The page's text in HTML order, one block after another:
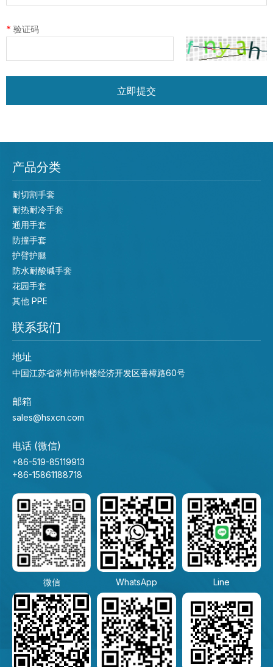
* 验证码
立即提交
产品分类
耐切割手套
耐热耐冷手套
通用手套
防撞手套
护臂护腿
防水耐酸碱手套
花园手套
其他 PPE
联系我们
地址
中国江苏省常州市钟楼经济开发区香樟路60号
邮箱
sales@hsxcn.com
电话 (微信)
+86-519-85119913
+86-15861188718
微信 WhatsApp Line